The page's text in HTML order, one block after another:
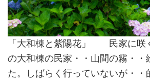
「大和棟と紫陽花」 民家に咲
の大和棟の民家・・山間の霧・・
た。しばらく行っていないが・・